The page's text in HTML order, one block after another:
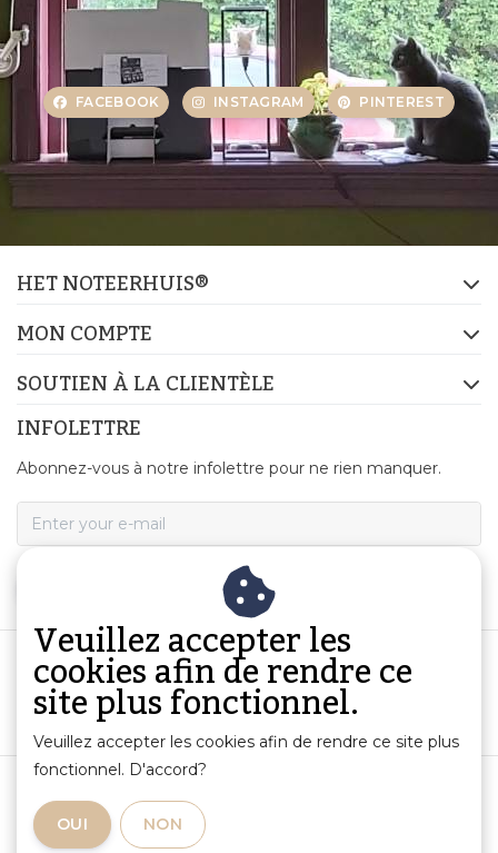
FACEBOOK INSTAGRAM PINTEREST
HET NOTEERHUIS®
MON COMPTE
SOUTIEN À LA CLIENTÈLE
INFOLETTRE
Abonnez-vous à notre infolettre pour ne rien manquer.
Informations sur les produits et responsabilité
Politique de Confidentialité
Veuillez accepter les
cookies afin de rendre ce
site plus fonctionnel.
Veuillez accepter les cookies afin de rendre ce site plus
fonctionnel. D'accord?
OUI NON